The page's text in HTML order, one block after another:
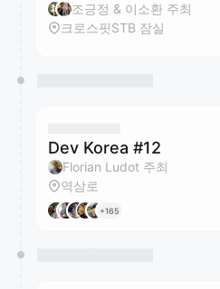
조긍정 & 이소환 주최
크로스핏STB 잠실
Dev Korea #12
Florian Ludot 주최
역삼로
+165